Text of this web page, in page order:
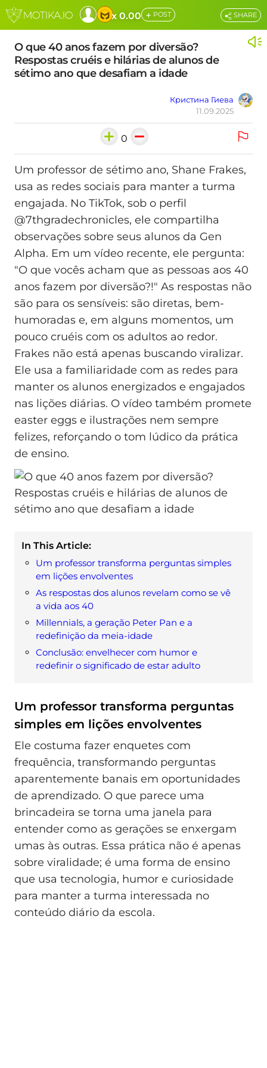
x 0.00 + POST
O que 40 anos fazem por diversão?
Respostas cruéis e hilárias de alunos de
sétimo ano que desafiam a idade
Кристина Гиева
11.09.2025
SHARE
0
Um professor de sétimo ano, Shane Frakes,
usa as redes sociais para manter a turma
engajada. No TikTok, sob o perfil
@7thgradechronicles, ele compartilha
observações sobre seus alunos da Gen
Alpha. Em um vídeo recente, ele pergunta:
"O que vocês acham que as pessoas aos 40
anos fazem por diversão?!" As respostas não
são para os sensíveis: são diretas, bem-
humoradas e, em alguns momentos, um
pouco cruéis com os adultos ao redor.
Frakes não está apenas buscando viralizar.
Ele usa a familiaridade com as redes para
manter os alunos energizados e engajados
nas lições diárias. O vídeo também promete
easter eggs e ilustrações nem sempre
felizes, reforçando o tom lúdico da prática
de ensino.
In This Article:
Um professor transforma perguntas simples
em lições envolventes
As respostas dos alunos revelam como se vê
a vida aos 40
Millennials, a geração Peter Pan e a
redefinição da meia-idade
Conclusão: envelhecer com humor e
redefinir o significado de estar adulto
Um professor transforma perguntas
simples em lições envolventes
Ele costuma fazer enquetes com
frequência, transformando perguntas
aparentemente banais em oportunidades
de aprendizado. O que parece uma
brincadeira se torna uma janela para
entender como as gerações se enxergam
umas às outras. Essa prática não é apenas
sobre viralidade; é uma forma de ensino
que usa tecnologia, humor e curiosidade
para manter a turma interessada no
conteúdo diário da escola.